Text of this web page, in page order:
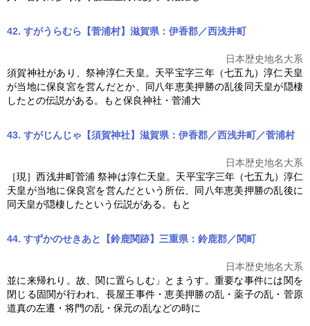
42. すがうらむら【菅浦村】滋賀県：伊香郡／西浅井町
日本歴史地名大系
須賀神社があり、祭神淳仁天皇。天平宝字三年（七五九）淳仁天皇
が当地に保良宮を営んだとか、同八年恵美押勝の乱後同天皇が隠棲
したとの伝説がある。もと保良神社・菅浦大
43. すがじんじゃ【須賀神社】滋賀県：伊香郡／西浅井町／菅浦村
日本歴史地名大系
［現］西浅井町菅浦 祭神は淳仁天皇。天平宝字三年（七五九）淳仁
天皇が当地に保良宮を営んだという所伝、同八年恵美押勝の乱後に
同天皇が隠棲したという伝説がある。もと
44. すずかのせきあと【鈴鹿関跡】三重県：鈴鹿郡／関町
日本歴史地名大系
並に来帰れり。故、関に置らしむ」とまうす。重要な事件には関を
閉じる固関が行われ、長屋王事件・恵美押勝の乱 ・薬子の乱・菅原
道真の左遷・将門の乱・保元の乱などの時に